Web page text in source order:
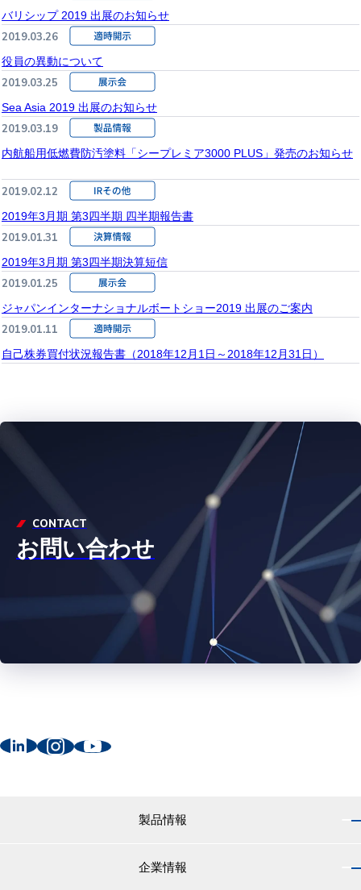
バリシップ 2019 出展のお知らせ
2019.03.26
役員の異動について
2019.03.25
Sea Asia 2019 出展のお知らせ
2019.03.19
内航船用低燃費防汚塗料「シープレミア3000 PLUS」発売のお知らせ
2019.02.12
2019年3月期 第3四半期 四半期報告書
2019.01.31
2019年3月期 第3四半期決算短信
2019.01.25
ジャパンインターナショナルボートショー2019 出展のご案内
2019.01.11
自己株券買付状況報告書（2018年12月1日～2018年12月31日）
CONTACT
お問い合わせ
製品情報
企業情報